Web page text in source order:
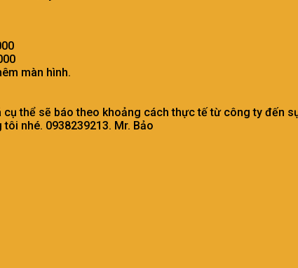
màn hình.
thể sẽ báo theo khoảng cách thực tế từ công ty đến
nhé. 0938239213. Mr. Bảo